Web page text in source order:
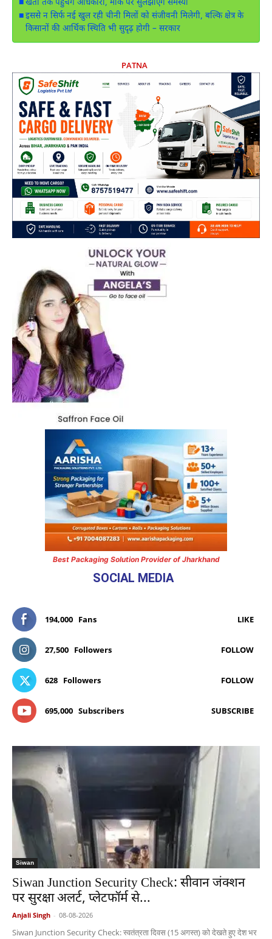
खेतों तक पहुंचेंगे अधिकारी, मौके पर सुलझाएंगे समस्या
इससे न सिर्फ नई खुल रही चीनी मिलों को संजीवनी मिलेगी, बल्कि क्षेत्र के
किसानों की आर्थिक स्थिति भी सुदृढ़ होगी – सरकार
PATNA
Best Packaging Solution Provider of Jharkhand
SOCIAL MEDIA
194,000 Fans LIKE
27,500 Followers FOLLOW
628 Followers FOLLOW
695,000 Subscribers SUBSCRIBE
Siwan
Siwan Junction Security Check: सीवान जंक्शन
पर सुरक्षा अलर्ट, प्लेटफॉर्म से...
Anjali Singh - 08-08-2026
Siwan Junction Security Check: स्वतंत्रता दिवस (15 अगस्त) को देखते हुए देश भर